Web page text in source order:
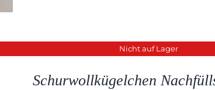
Nicht auf Lager
Schurwollkügelchen